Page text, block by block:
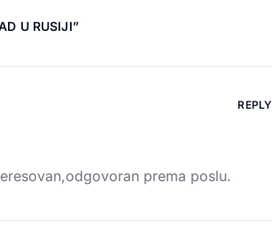
U RUSIJI”
prema poslu.
REPLY